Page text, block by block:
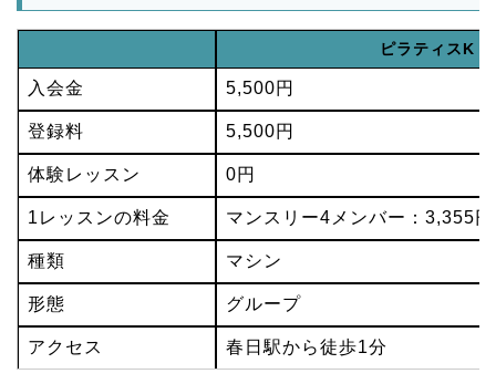
ピラティスK
入会金 5,500円
登録料 5,500円
体験レッスン 0円
1レッスンの料金 マンスリー4メンバー：3,355円
種類 マシン
形態 グループ
アクセス 春日駅から徒歩1分